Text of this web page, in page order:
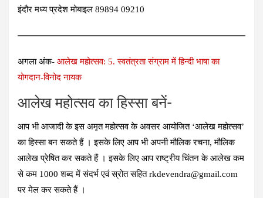
इंदौर मध्य प्रदेश मोबाइल 89894 09210
अगला अंक- आलेख महोत्‍सव: 5. स्‍वतंत्रता संग्राम में हिन्‍दी भाषा का
योगदान-विनोद नायक
आलेख महोत्‍सव का हिस्‍सा बनें-
आप भी आजादी के इस अमृत महोत्‍सव के अवसर आयोजित ‘आलेख महोत्‍सव’
का हिस्‍सा बन सकते हैं । इसके लिए आप भी अपनी मौलिक रचना, मौलिक
आलेख प्रेषित कर सकते हैं । इसके लिए आप राष्‍ट्रीय चिंतन के आलेख कम
से कम 1000 शब्‍द में संदर्भ एवं स्रोत सहित rkdevendra@gmail.com
पर मेल कर सकते हैं ।